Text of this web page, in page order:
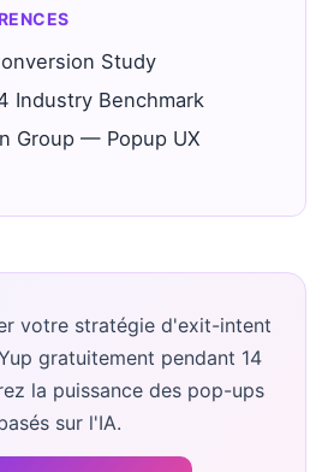
Study
Industry Benchmark
Group — Popup UX
votre stratégie d'exit-intent
gratuitement pendant 14
la puissance des pop-ups
sur l'IA.